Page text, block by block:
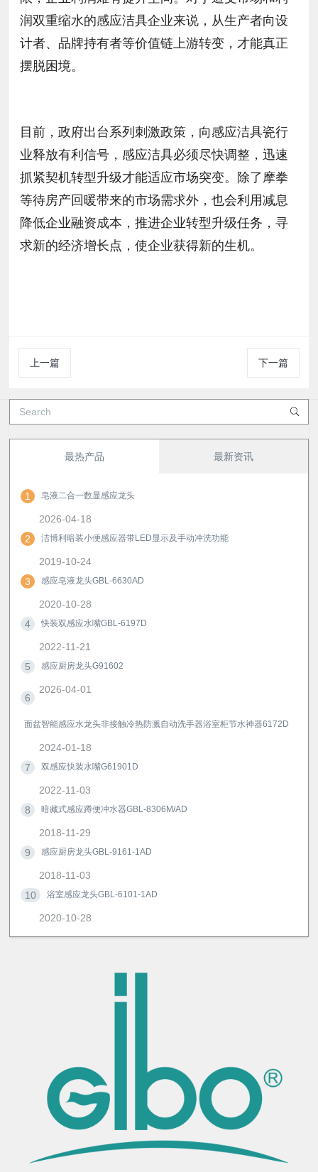
润双重缩水的感应洁具企业来说，从生产者向设
计者、品牌持有者等价值链上游转变，才能真正
摆脱困境。
目前，政府出台系列刺激政策，向感应洁具瓷行
业释放有利信号，感应洁具必须尽快调整，迅速
抓紧契机转型升级才能适应市场突变。除了摩拳
等待房产回暖带来的市场需求外，也会利用减息
降低企业融资成本，推进企业转型升级任务，寻
求新的经济增长点，使企业获得新的生机。
上一篇 下一篇
最热产品 最新资讯
1 皂液二合一数显感应龙头
2026-04-18
2
洁博利暗装小便感应器带LED显示及手动冲洗功能
2019-10-24
3
感应皂液龙头GBL-6630AD
2020-10-28
4
快装双感应水嘴GBL-6197D
2022-11-21
5
感应厨房龙头G91602
2026-04-01
6
面盆智能感应水龙头非接触冷热防溅自动洗手器浴室柜节水神器6172D
2024-01-18
7
双感应快装水嘴G61901D
2022-11-03
8
暗藏式感应蹲便冲水器GBL-8306M/AD
2018-11-29
9
感应厨房龙头GBL-9161-1AD
2018-11-03
10
浴室感应龙头GBL-6101-1AD
2020-10-28